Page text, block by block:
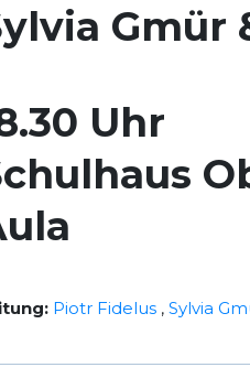
Gmür
Uhr
Piotr Fidelus , Sylvia